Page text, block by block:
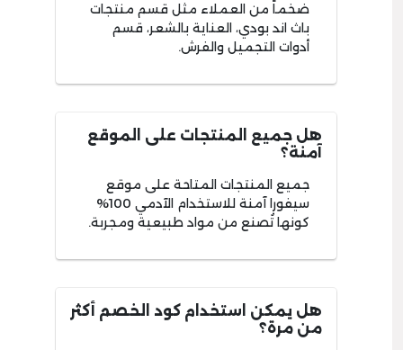
ضخماً من العملاء مثل قسم منتجات
باث اند بودي، العناية بالشعر، قسم
أدوات التجميل والفرش.
هل جميع المنتجات على الموقع
آمنة؟
جميع المنتجات المتاحة على موقع
سيفورا آمنة للاستخدام الآدمي 100%
كونها تُصنع من مواد طبيعية ومجربة.
هل يمكن استخدام كود الخصم أكثر
من مرة؟